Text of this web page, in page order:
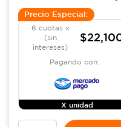
Precio Especial:
6 cuotas x
(sin
intereses)
Pagando con:
X unidad